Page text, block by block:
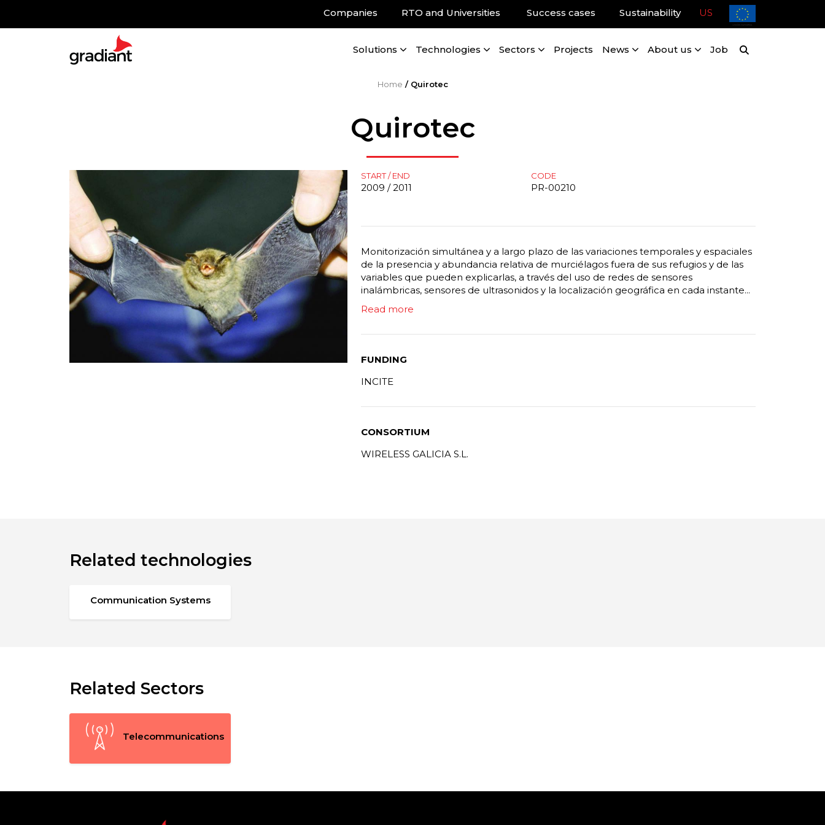
Companies RTO and Universities Success cases Sustainability US
Solutions Technologies Sectors Projects News About us Job
Home / Quirotec
Quirotec
START / END
2009 / 2011
CODE
PR-00210
Monitorización simultánea y a largo plazo de las variaciones temporales y espaciales
de la presencia y abundancia relativa de murciélagos fuera de sus refugios y de las
variables que pueden explicarlas, a través del uso de redes de sensores
inalámbricas, sensores de ultrasonidos y la localización geográfica en cada instante...
Read more
FUNDING
INCITE
CONSORTIUM
WIRELESS GALICIA S.L.
Related technologies
Communication Systems
Related Sectors
Telecommunications